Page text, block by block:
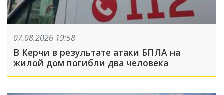
07.08.2026 19:58
В Керчи в результате атаки БПЛА на
жилой дом погибли два человека